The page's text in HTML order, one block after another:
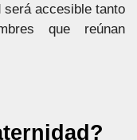
será accesible tanto
que reúnan